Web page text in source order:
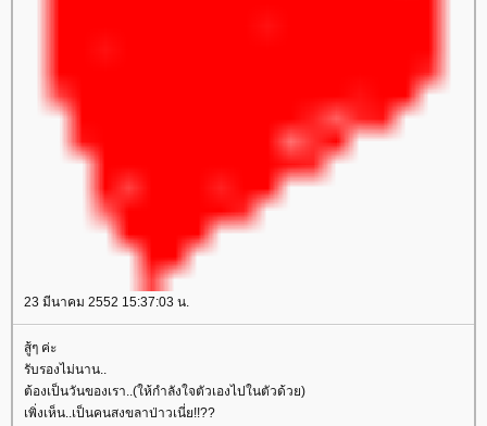
23 มีนาคม 2552 15:37:03 น.
สู้ๆ ค่ะ
รับรองไม่นาน..
ต้องเป็นวันของเรา..(ให้กำลังใจตัวเองไปในตัวด้วย)
เพิ่งเห็น..เป็นคนสงขลาป่าวเนี่ย!!??